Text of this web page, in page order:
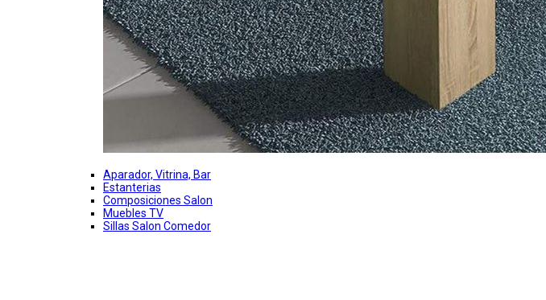
Aparador, Vitrina, Bar
Estanterias
Composiciones Salon
Muebles TV
Sillas Salon Comedor